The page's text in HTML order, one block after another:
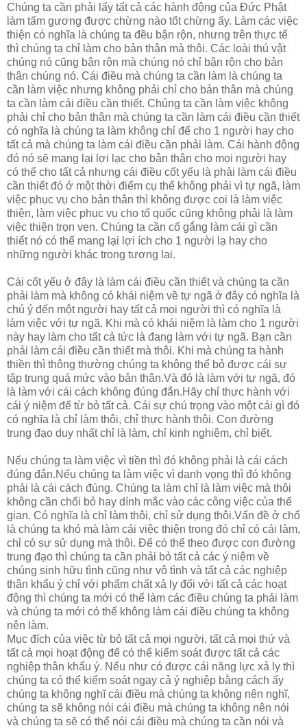
Chúng ta cần phải lấy tất cả các hành động của Đức Phật
làm tấm gương được chừng nào tốt chừng ấy. Làm các việc
thiện có nghĩa là chúng ta đều bận rộn, nhưng trên thực tế
thì chúng ta chỉ làm cho bản thân mà thôi. Các loài thú vật
chúng nó cũng bận rộn mà chúng nó chỉ bận rộn cho bản
thân chúng nó. Cái điều mà chúng ta cần làm là chúng ta
cần làm việc nhưng không phải chỉ cho bản thân mà chúng
ta cần làm cái điều cần thiết. Chúng ta cần làm việc không
phải chỉ cho bản thân mà chúng ta cần làm cái điều cần thiết
có nghĩa là chúng ta làm không chỉ để cho 1 người hay cho
tất cả mà chúng ta làm cái điều cần phải làm. Cái hành động
đó nó sẽ mang lại lợi lạc cho bản thân cho mọi người hay
có thể cho tất cả nhưng cái điều cốt yếu là phải làm cái điều
cần thiết đó ở một thời điểm cụ thể không phải vì tự ngã, làm
việc phục vụ cho bản thân thì không được coi là làm việc
thiện, làm việc phục vụ cho tổ quốc cũng không phải là làm
việc thiện trọn vẹn. Chúng ta cần cố gắng làm cái gì cần
thiết nó có thể mang lại lợi ích cho 1 người lạ hay cho
những người khác trong tương lai.
Cái cốt yếu ở đây là làm cái điều cần thiết và chúng ta cần
phải làm mà không có khái niệm về tự ngã ở đây có nghĩa là
chú ý đến một người hay tất cả mọi người thì có nghĩa là
làm việc với tự ngã. Khi mà có khái niệm là làm cho 1 người
này hay làm cho tất cả tức là đang làm với tự ngã. Bạn cần
phải làm cái điều cần thiết mà thôi. Khi mà chúng ta hành
thiền thì thông thường chúng ta không thể bỏ được cái sự
tập trung quá mức vào bản thân.Và đó là làm với tự ngã, đó
là làm với cái cách không đúng đắn.Hãy chỉ thực hành với
cái ý niệm để từ bỏ tất cả. Cái sự chú trọng vào một cái gì đó
có nghĩa là chỉ làm thôi, chỉ thực hành thôi. Con đường
trung đạo duy nhất chỉ là làm, chỉ kinh nghiệm, chỉ biết.
Nếu chúng ta làm việc vì tiền thì đó không phải là cái cách
đúng đắn.Nếu chúng ta làm việc vì danh vọng thì đó không
phải là cái cách đúng. Chúng ta làm chỉ là làm việc mà thôi
không cần chối bỏ hay dính mắc vào các công việc của thế
gian. Có nghĩa là chỉ làm thôi, chỉ sử dụng thôi.Vấn đề ở chổ
là chúng ta khó mà làm cái việc thiện trong đó chỉ có cái làm,
chỉ có sự sử dụng mà thôi. Để có thể theo được con đường
trung đạo thì chúng ta cần phải bỏ tất cả các ý niệm về
chúng sinh hữu tình cũng như vô tình và tất cả các nghiệp
thân khẩu ý chỉ với phẩm chất xả ly đối với tất cả các hoạt
động thì chúng ta mới có thể làm các điều chúng ta phải làm
và chúng ta mới có thể không làm cái điều chúng ta không
nên làm.
Mục đích của việc từ bỏ tất cả mọi người, tất cả mọi thứ và
tất cả mọi hoạt động để có thể kiểm soát được tất cả các
nghiệp thân khẩu ý. Nếu như có được cái năng lực xả ly thì
chúng ta có thể kiểm soát ngay cả ý nghiệp bằng cách ấy
chúng ta không nghĩ cái điều mà chúng ta không nên nghĩ,
chúng ta sẽ không nói cái điều mà chúng ta không nên nói
và chúng ta sẽ có thể nói cái điều mà chúng ta cần nói và